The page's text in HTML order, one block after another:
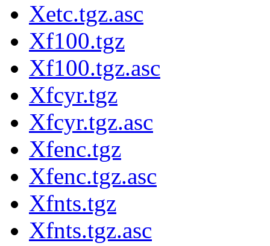
Xetc.tgz.asc
Xf100.tgz
Xf100.tgz.asc
Xfcyr.tgz
Xfcyr.tgz.asc
Xfenc.tgz
Xfenc.tgz.asc
Xfnts.tgz
Xfnts.tgz.asc